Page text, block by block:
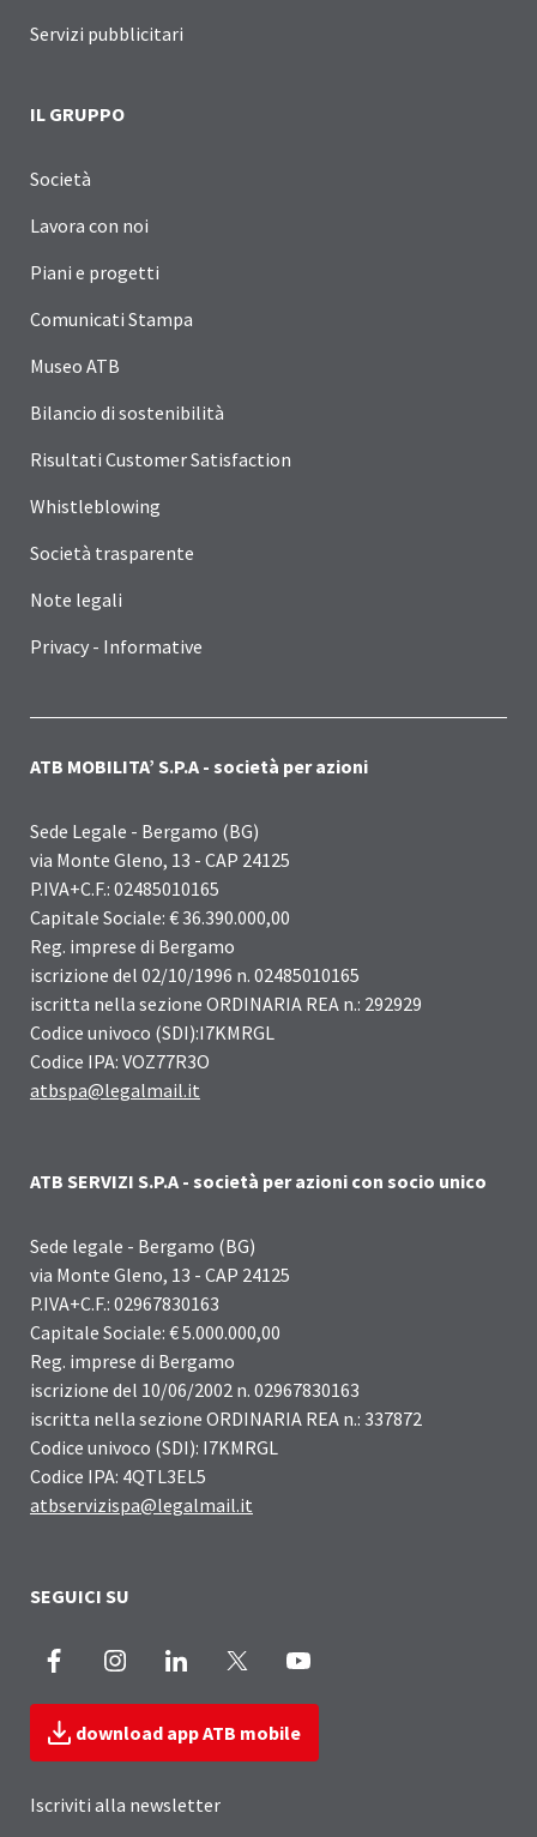
Servizi pubblicitari
IL GRUPPO
Società
Lavora con noi
Piani e progetti
Comunicati Stampa
Museo ATB
Bilancio di sostenibilità
Risultati Customer Satisfaction
Whistleblowing
Società trasparente
Note legali
Privacy - Informative
ATB MOBILITA’ S.P.A - società per azioni
Sede Legale - Bergamo (BG)
via Monte Gleno, 13 - CAP 24125
P.IVA+C.F.: 02485010165
Capitale Sociale: € 36.390.000,00
Reg. imprese di Bergamo
iscrizione del 02/10/1996 n. 02485010165
iscritta nella sezione ORDINARIA REA n.: 292929
Codice univoco (SDI):I7KMRGL
Codice IPA: VOZ77R3O
atbspa@legalmail.it
ATB SERVIZI S.P.A - società per azioni con socio unico
Sede legale - Bergamo (BG)
via Monte Gleno, 13 - CAP 24125
P.IVA+C.F.: 02967830163
Capitale Sociale: € 5.000.000,00
Reg. imprese di Bergamo
iscrizione del 10/06/2002 n. 02967830163
iscritta nella sezione ORDINARIA REA n.: 337872
Codice univoco (SDI): I7KMRGL
Codice IPA: 4QTL3EL5
atbservizispa@legalmail.it
SEGUICI SU
Facebook InstagramLinkedIn
download app ATB mobile
Iscriviti alla newsletter